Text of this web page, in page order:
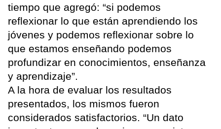
tiempo que agregó: “si podemos
reflexionar lo que están aprendiendo los
jóvenes y podemos reflexionar sobre lo
que estamos enseñando podemos
profundizar en conocimientos, enseñanza
y aprendizaje”.
A la hora de evaluar los resultados
presentados, los mismos fueron
considerados satisfactorios. “Un dato